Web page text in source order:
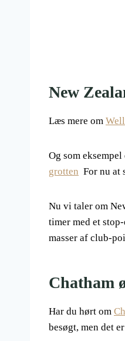
New
Læs mere om
Og som
grotten For nu at
Nu vi taler om
timer med et
masser af club-
Chatham
Har du hørt om
besøgt, men det